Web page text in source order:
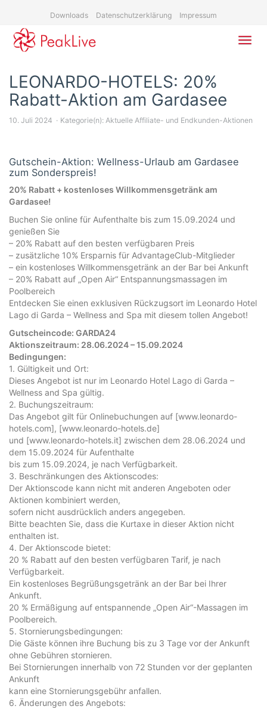
content
Downloads Datenschutzerklärung Impressum
LEONARDO-HOTELS: 20%
Rabatt-Aktion am Gardasee
10. Juli 2024 Kategorie(n): Aktuelle Affiliate- und Endkunden-Aktionen
Gutschein-Aktion: Wellness-Urlaub am Gardasee
zum Sonderspreis!
20% Rabatt + kostenloses Willkommensgetränk am
Gardasee!
Buchen Sie online für Aufenthalte bis zum 15.09.2024 und
genießen Sie
– 20% Rabatt auf den besten verfügbaren Preis
– zusätzliche 10% Ersparnis für AdvantageClub-Mitglieder
– ein kostenloses Willkommensgetränk an der Bar bei Ankunft
– 20% Rabatt auf „Open Air“ Entspannungsmassagen im
Poolbereich
Entdecken Sie einen exklusiven Rückzugsort im Leonardo Hotel
Lago di Garda – Wellness and Spa mit diesem tollen Angebot!
Gutscheincode: GARDA24
Aktionszeitraum: 28.06.2024 – 15.09.2024
Bedingungen:
1. Gültigkeit und Ort:
Dieses Angebot ist nur im Leonardo Hotel Lago di Garda –
Wellness and Spa gültig.
2. Buchungszeitraum:
Das Angebot gilt für Onlinebuchungen auf [www.leonardo-
hotels.com], [www.leonardo-hotels.de]
und [www.leonardo-hotels.it] zwischen dem 28.06.2024 und
dem 15.09.2024 für Aufenthalte
bis zum 15.09.2024, je nach Verfügbarkeit.
3. Beschränkungen des Aktionscodes:
Der Aktionscode kann nicht mit anderen Angeboten oder
Aktionen kombiniert werden,
sofern nicht ausdrücklich anders angegeben.
Bitte beachten Sie, dass die Kurtaxe in dieser Aktion nicht
enthalten ist.
4. Der Aktionscode bietet:
20 % Rabatt auf den besten verfügbaren Tarif, je nach
Verfügbarkeit.
Ein kostenloses Begrüßungsgetränk an der Bar bei Ihrer
Ankunft.
20 % Ermäßigung auf entspannende „Open Air“-Massagen im
Poolbereich.
5. Stornierungsbedingungen:
Die Gäste können ihre Buchung bis zu 3 Tage vor der Ankunft
ohne Gebühren stornieren.
Bei Stornierungen innerhalb von 72 Stunden vor der geplanten
Ankunft
kann eine Stornierungsgebühr anfallen.
6. Änderungen des Angebots: